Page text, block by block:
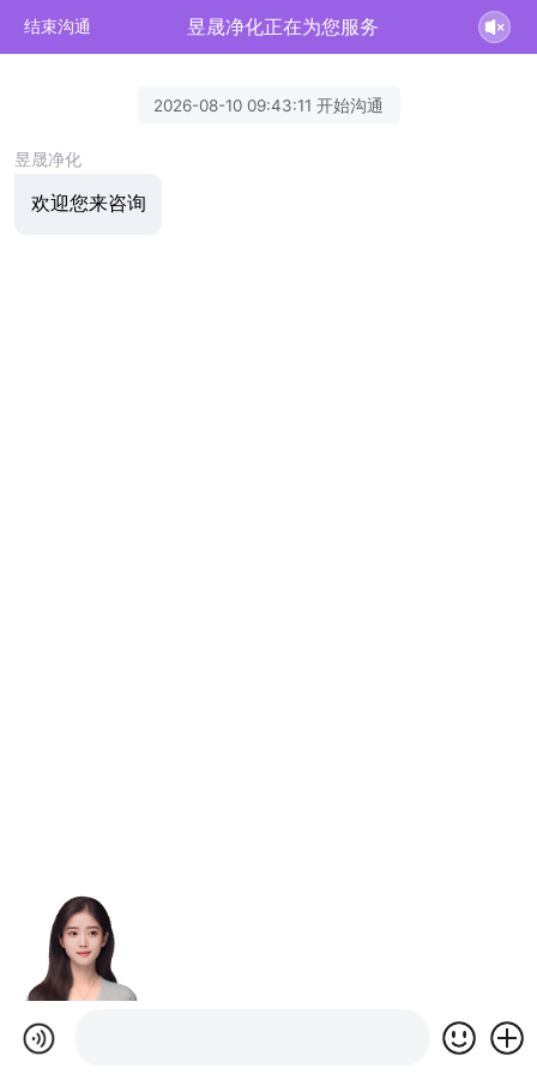
结束沟通 昱晟净化正在为您服务
2026-08-10 09:43:11 开始沟通
昱晟净化
欢迎您来咨询